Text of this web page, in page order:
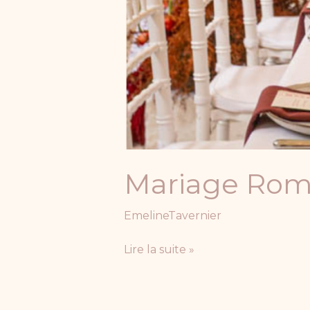
Mariage
EmelineTavernier
Lire la suite »